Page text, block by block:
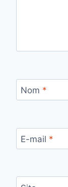
Nom *
E-mail *